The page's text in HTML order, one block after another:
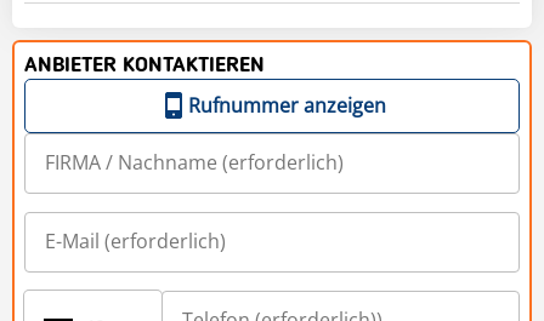
ANBIETER KONTAKTIEREN
Rufnummer anzeigen